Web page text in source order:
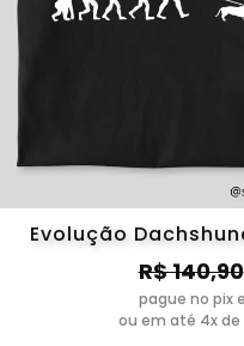
Evolução
R$ 140,90
pague no pix
ou em até 4x de